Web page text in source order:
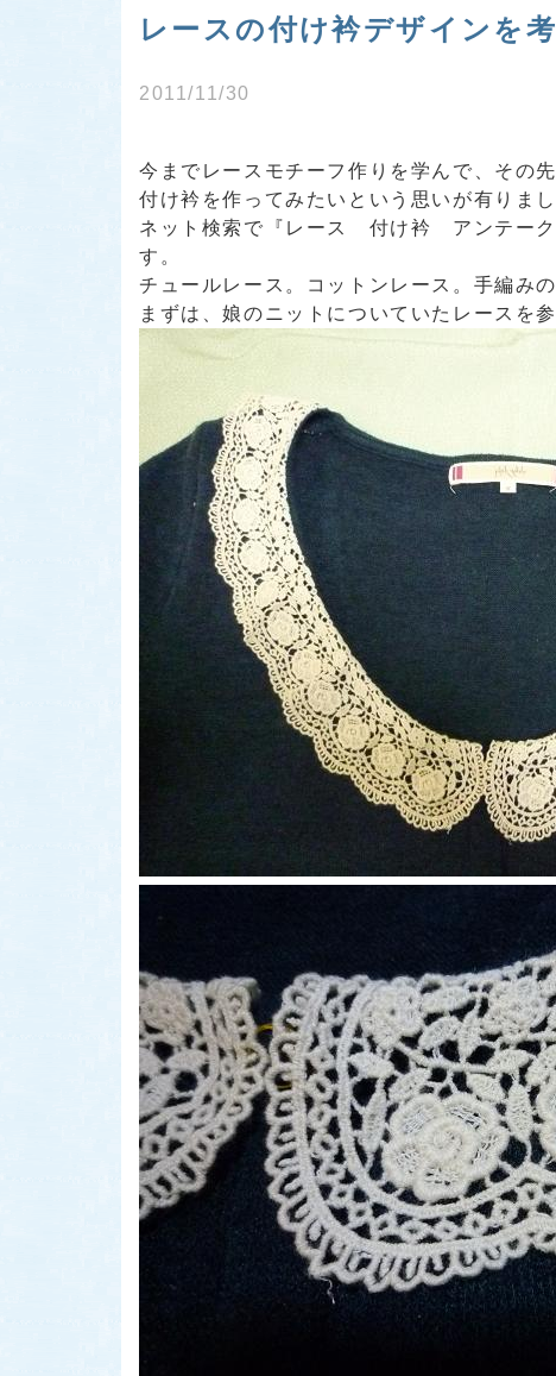
レースの付け衿デザインを
2011/11/30
今までレースモチーフ作りを学んで、その先
付け衿を作ってみたいという思いが有りま
ネット検索で『レース 付け衿 アンテー
す。
チュールレース。コットンレース。手編み
まずは、娘のニットについていたレースを